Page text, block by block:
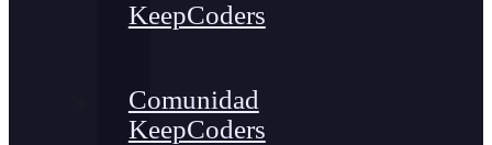
KeepCoders
Comunidad
KeepCoders